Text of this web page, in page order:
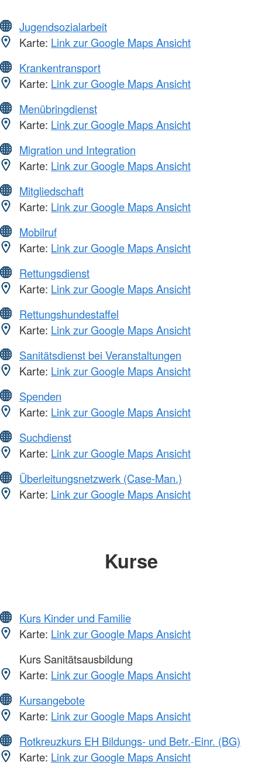
Jugendsozialarbeit
Karte: Link zur Google Maps Ansicht
Krankentransport
Karte: Link zur Google Maps Ansicht
Menübringdienst
Karte: Link zur Google Maps Ansicht
Migration und Integration
Karte: Link zur Google Maps Ansicht
Mitgliedschaft
Karte: Link zur Google Maps Ansicht
Mobilruf
Karte: Link zur Google Maps Ansicht
Rettungsdienst
Karte: Link zur Google Maps Ansicht
Rettungshundestaffel
Karte: Link zur Google Maps Ansicht
Sanitätsdienst bei Veranstaltungen
Karte: Link zur Google Maps Ansicht
Spenden
Karte: Link zur Google Maps Ansicht
Suchdienst
Karte: Link zur Google Maps Ansicht
Überleitungsnetzwerk (Case-Man.)
Karte: Link zur Google Maps Ansicht
Kurse
Kurs Kinder und Familie
Karte: Link zur Google Maps Ansicht
Kurs Sanitätsausbildung
Karte: Link zur Google Maps Ansicht
Kursangebote
Karte: Link zur Google Maps Ansicht
Rotkreuzkurs EH Bildungs- und Betr.-Einr. (BG)
Karte: Link zur Google Maps Ansicht